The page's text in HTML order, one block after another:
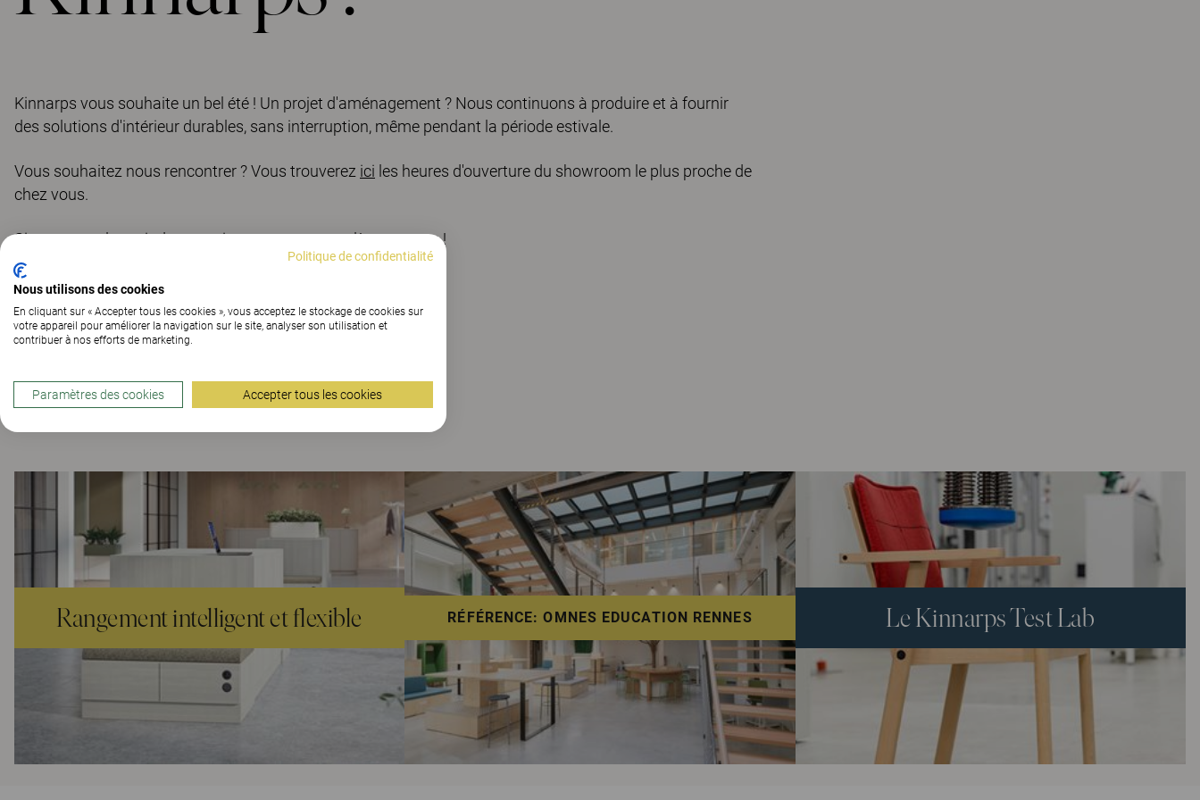
Kinnarps vous souhaite un bel été ! Un projet d'aménagement ? Nous continuons à produire et à fournir
des solutions d'intérieur durables, sans interruption, même pendant la période estivale.
Vous souhaitez nous rencontrer ? Vous trouverez ici les heures d'ouverture du showroom le plus proche de
chez vous.
Si vous avez la moindre question, nous sommes là pour vous !
contact@kinnarps.fr
Passez un bel été !
A lire, au bord de l'eau...
Rangement intelligent et flexible RÉFÉRENCE: OMNES EDUCATION RENNES Le Kinnarps Test Lab
Politique de confidentialité
Nous utilisons des cookies
En cliquant sur « Accepter tous les cookies », vous acceptez le stockage de cookies sur
votre appareil pour améliorer la navigation sur le site, analyser son utilisation et
contribuer à nos efforts de marketing.
Paramètres des cookies Accepter tous les cookies